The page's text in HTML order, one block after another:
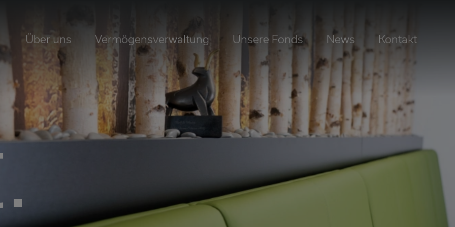
Über uns Vermögensverwaltung Unsere Fonds News Kontakt